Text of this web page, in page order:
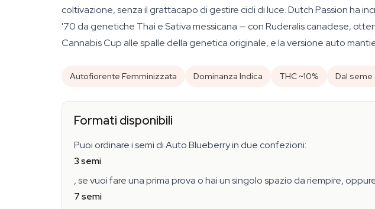
coltivazione, senza il grattacapo di gestire cicli di luce. Dutch Passion ha
'70 da genetiche Thai e Sativa messicana — con Ruderalis canadese,
Cannabis Cup alle spalle della genetica originale, e la versione auto
Autofiorente Femminizzata Dominanza Indica THC ~10% Dal seme
Formati disponibili
Puoi ordinare i semi di Auto Blueberry in due confezioni:
3 semi
, se vuoi fare una prima prova o hai un singolo spazio da riempire,
7 semi